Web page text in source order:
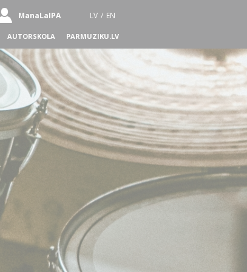
ManaLaIPA LV / EN
AUTORSKOLA PARMUZIKU.LV